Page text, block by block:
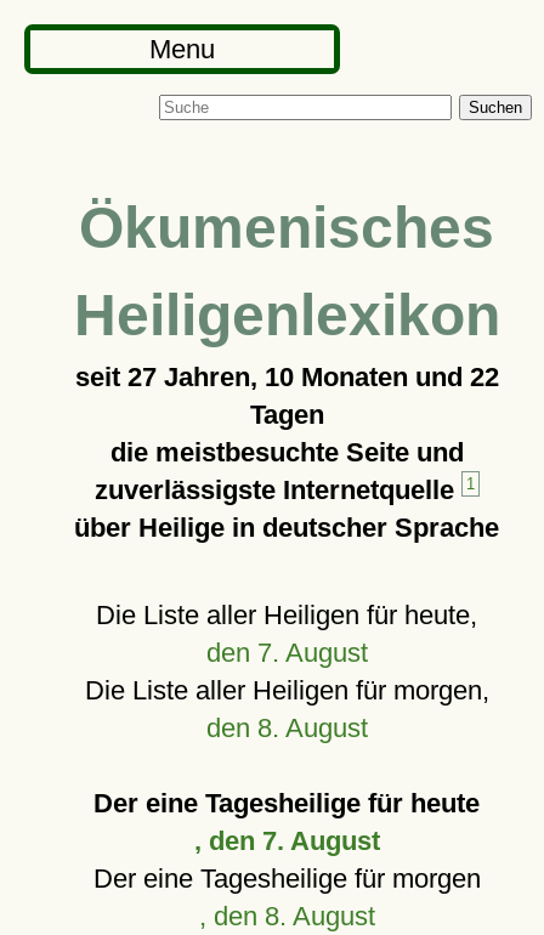
Menu
Suchen
Ökumenisches
Heiligenlexikon
seit 27 Jahren, 10 Monaten und 22
Tagen
die meistbesuchte Seite und
zuverlässigste Internetquelle
1
über Heilige in deutscher Sprache
Die Liste aller Heiligen für heute,
den 7. August
Die Liste aller Heiligen für morgen,
den 8. August
Der eine Tagesheilige für heute
, den 7. August
Der eine Tagesheilige für morgen
, den 8. August